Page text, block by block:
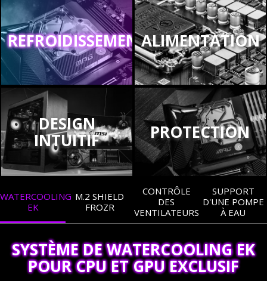
REFROIDISSEMENTALIMENTATION
DESIGN
INTUITIF PROTECTION
WATERCOOLING
EK
M.2 SHIELD
FROZR
CONTRÔLE
DES
VENTILATEURS
SUPPORT
D'UNE POMPE
À EAU
SYSTÈME DE WATERCOOLING EK
POUR CPU ET GPU EXCLUSIF